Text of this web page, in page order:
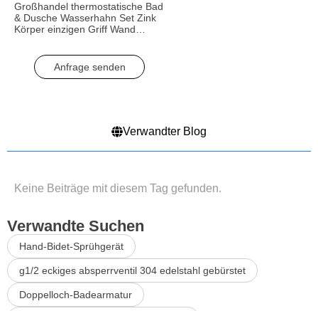
Großhandel thermostatische Bad
& Dusche Wasserhahn Set Zink
Körper einzigen Griff Wand
Anfrage senden
Verwandter Blog
Keine Beiträge mit diesem Tag gefunden.
Verwandte Suchen
Hand-Bidet-Sprühgerät
g1/2 eckiges absperrventil 304 edelstahl gebürstet
Doppelloch-Badearmatur